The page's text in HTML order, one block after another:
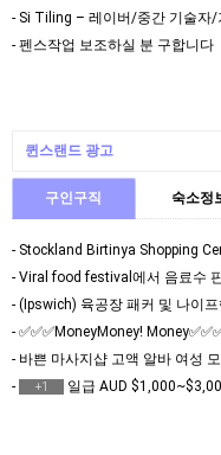
- Si Tiling – 레이버/중간 기술자
- 펜스작업 보조하실 분 구합니다
퀸스랜드 광고
구인구직 숙소정
- Stockland Birtinya Shopping
- Viral food festival에서 음료수
- (Ipswich) 육공장 패커 및 나이
- ✅✅✅MoneyMoney!
- 바쁜 마사지샵 고액 알바 여성
-
+1 일급 AUD